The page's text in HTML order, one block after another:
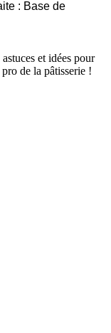
: Base de
et idées pour
de la pâtisserie !